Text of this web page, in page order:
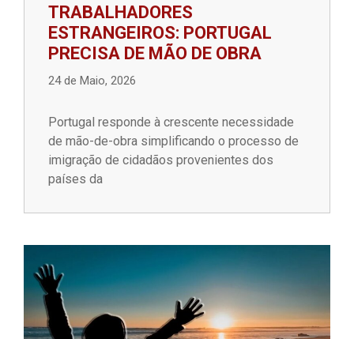
TRABALHADORES
ESTRANGEIROS: PORTUGAL
PRECISA DE MÃO DE OBRA
24 de Maio, 2026
Portugal responde à crescente necessidade
de mão-de-obra simplificando o processo de
imigração de cidadãos provenientes dos
países da